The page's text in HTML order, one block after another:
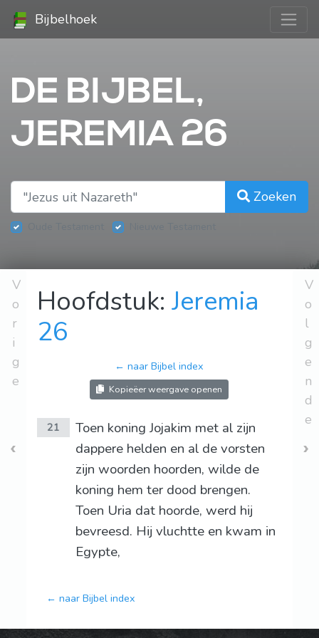
Bijbelhoek
DE BIJBEL,
JEREMIA 26
Zoeken
V
o
r
i
g
e
Hoofdstuk:Jeremia
26
← naar Bijbel index
Kopieëer weergave openen
21
Toen koning Jojakim met al zijn
dappere helden en al de vorsten
zijn woorden hoorden, wilde de
koning hem ter dood brengen.
Toen Uria dat hoorde, werd hij
bevreesd. Hij vluchtte en kwam in
Egypte,
← naar Bijbel index
V
o
l
g
e
n
d
e